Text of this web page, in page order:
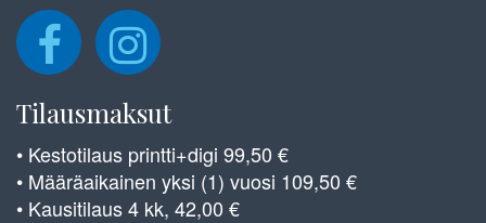
Tilausmaksut
• Kestotilaus printti+digi 99,50 €
• Määräaikainen yksi (1) vuosi 109,50 €
• Kausitilaus 4 kk, 42,00 €